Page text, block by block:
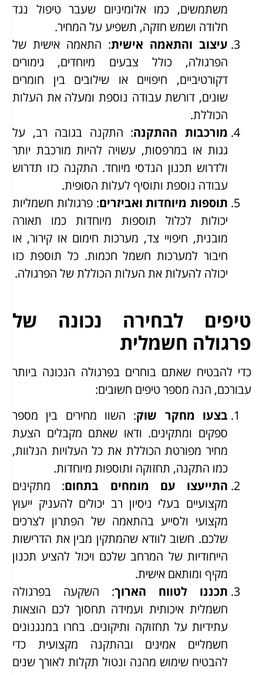
משתמשים, כמו אלומיניום שעבר טיפול נגד
חלודה ושמש חזקה, תשפיע על המחיר.
עיצוב והתאמה אישית: התאמה אישית של
הפרגולה, כולל צבעים מיוחדים, גימורים
דקורטיביים, חיפויים או שילובים בין חומרים
שונים, דורשת עבודה נוספת ומעלה את העלות
הכוללת.
מורכבות ההתקנה: התקנה בגובה רב, על
גגות או במרפסות, עשויה להיות מורכבת יותר
ולדרוש תכנון הנדסי מיוחד. התקנה כזו תדרוש
עבודה נוספת ותוסיף לעלות הסופית.
תוספות מיוחדות ואביזרים: פרגולות חשמליות
יכולות לכלול תוספות מיוחדות כמו תאורה
מובנית, חיפויי צד, מערכות חימום או קירור, או
חיבור למערכות חשמל חכמות. כל תוספת כזו
יכולה להעלות את העלות הכוללת של הפרגולה.
טיפים לבחירה נכונה של
פרגולה חשמלית
כדי להבטיח שאתם בוחרים בפרגולה הנכונה ביותר
עבורכם, הנה מספר טיפים חשובים:
בצעו מחקר שוק: השוו מחירים בין מספר
ספקים ומתקינים. ודאו שאתם מקבלים הצעת
מחיר מפורטת הכוללת את כל העלויות הנלוות,
כמו התקנה, תחזוקה ותוספות מיוחדות.
התייעצו עם מומחים בתחום: מתקינים
מקצועיים בעלי ניסיון רב יכולים להעניק ייעוץ
מקצועי ולסייע בהתאמה של הפתרון לצרכים
שלכם. חשוב לוודא שהמתקין מבין את הדרישות
הייחודיות של המרחב שלכם ויכול להציע תכנון
מקיף ומותאם אישית.
תכננו לטווח הארוך: השקעה בפרגולה
חשמלית איכותית ועמידה תחסוך לכם הוצאות
עתידיות על תחזוקה ותיקונים. בחרו במנגנונים
חשמליים אמינים ובהתקנה מקצועית כדי
להבטיח שימוש מהנה ונטול תקלות לאורך שנים